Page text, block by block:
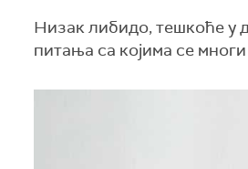
Низак либидо, тешкоће у
питања са којима се